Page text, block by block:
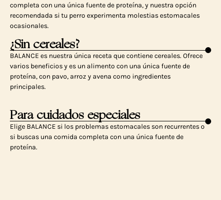
completa con una única fuente de proteína, y nuestra opción
recomendada si tu perro experimenta molestias estomacales
ocasionales.
¿Sin cereales?
BALANCE es nuestra única receta que contiene cereales. Ofrece
varios beneficios y es un alimento con una única fuente de
proteína, con pavo, arroz y avena como ingredientes
principales.
Para cuidados especiales
Elige BALANCE si los problemas estomacales son recurrentes o
si buscas una comida completa con una única fuente de
proteína.